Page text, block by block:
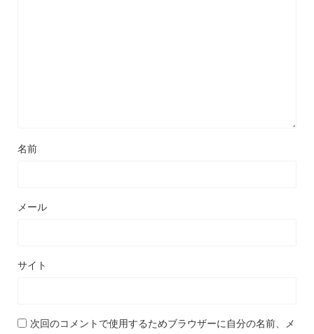
名前
メール
サイト
次回のコメントで使用するためブラウザーに自分の名前、メ